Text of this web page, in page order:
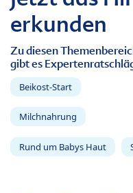
erkunden
Zu diesen
gibt es
Beikost-Start
Milchnahrung
Rund um Babys Haut